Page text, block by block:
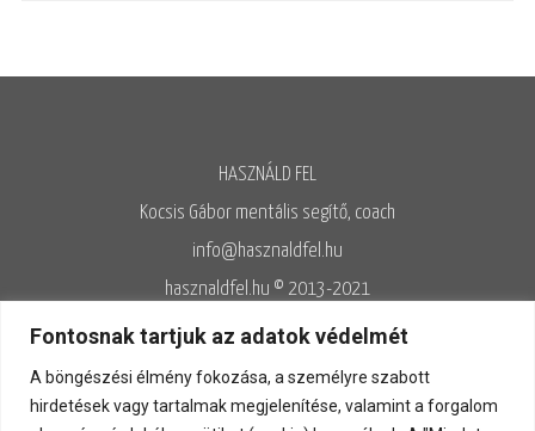
Fontosnak tartjuk az adatok védelmét
A böngészési élmény fokozása, a személyre szabott
hirdetések vagy tartalmak megjelenítése, valamint a forgalom
HASZNÁLD FEL
Kocsis Gábor mentális segítő, coach
info@hasznaldfel.hu
hasznaldfel.hu © 2013-2021
Írásaim szerzői jogi védelem alatt állnak, felhasználásuk kizárólag az
Adatvédelmi szabályzatnak megfelelően engedélyezett.
Adatvédelem◊Adatkezelés◊Általános szerződési feltételek◊